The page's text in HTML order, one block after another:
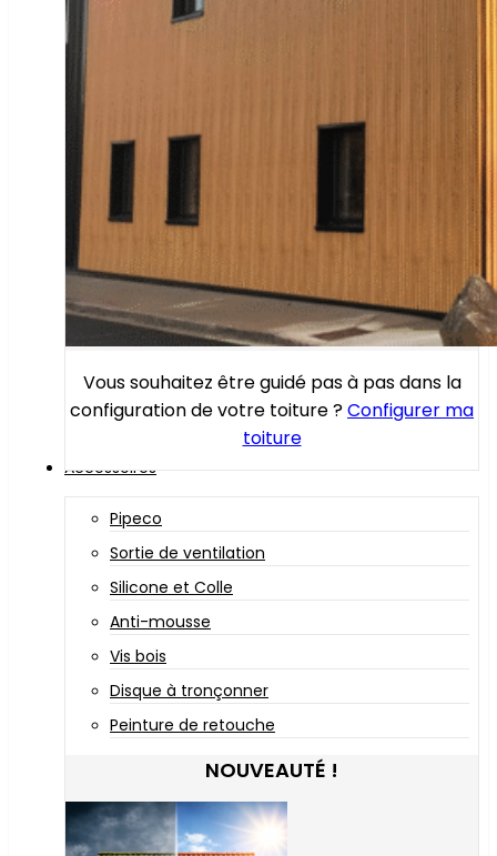
Vous souhaitez être guidé pas à pas dans la
configuration de votre toiture ?Configurer ma
toiture
Accessoires
Pipeco
Sortie de ventilation
Silicone et Colle
Anti-mousse
Vis bois
Disque à tronçonner
Peinture de retouche
NOUVEAUTÉ !